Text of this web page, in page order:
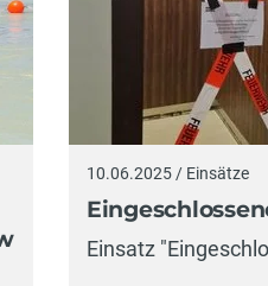
10.06.2025 / Einsätze
Einsatz